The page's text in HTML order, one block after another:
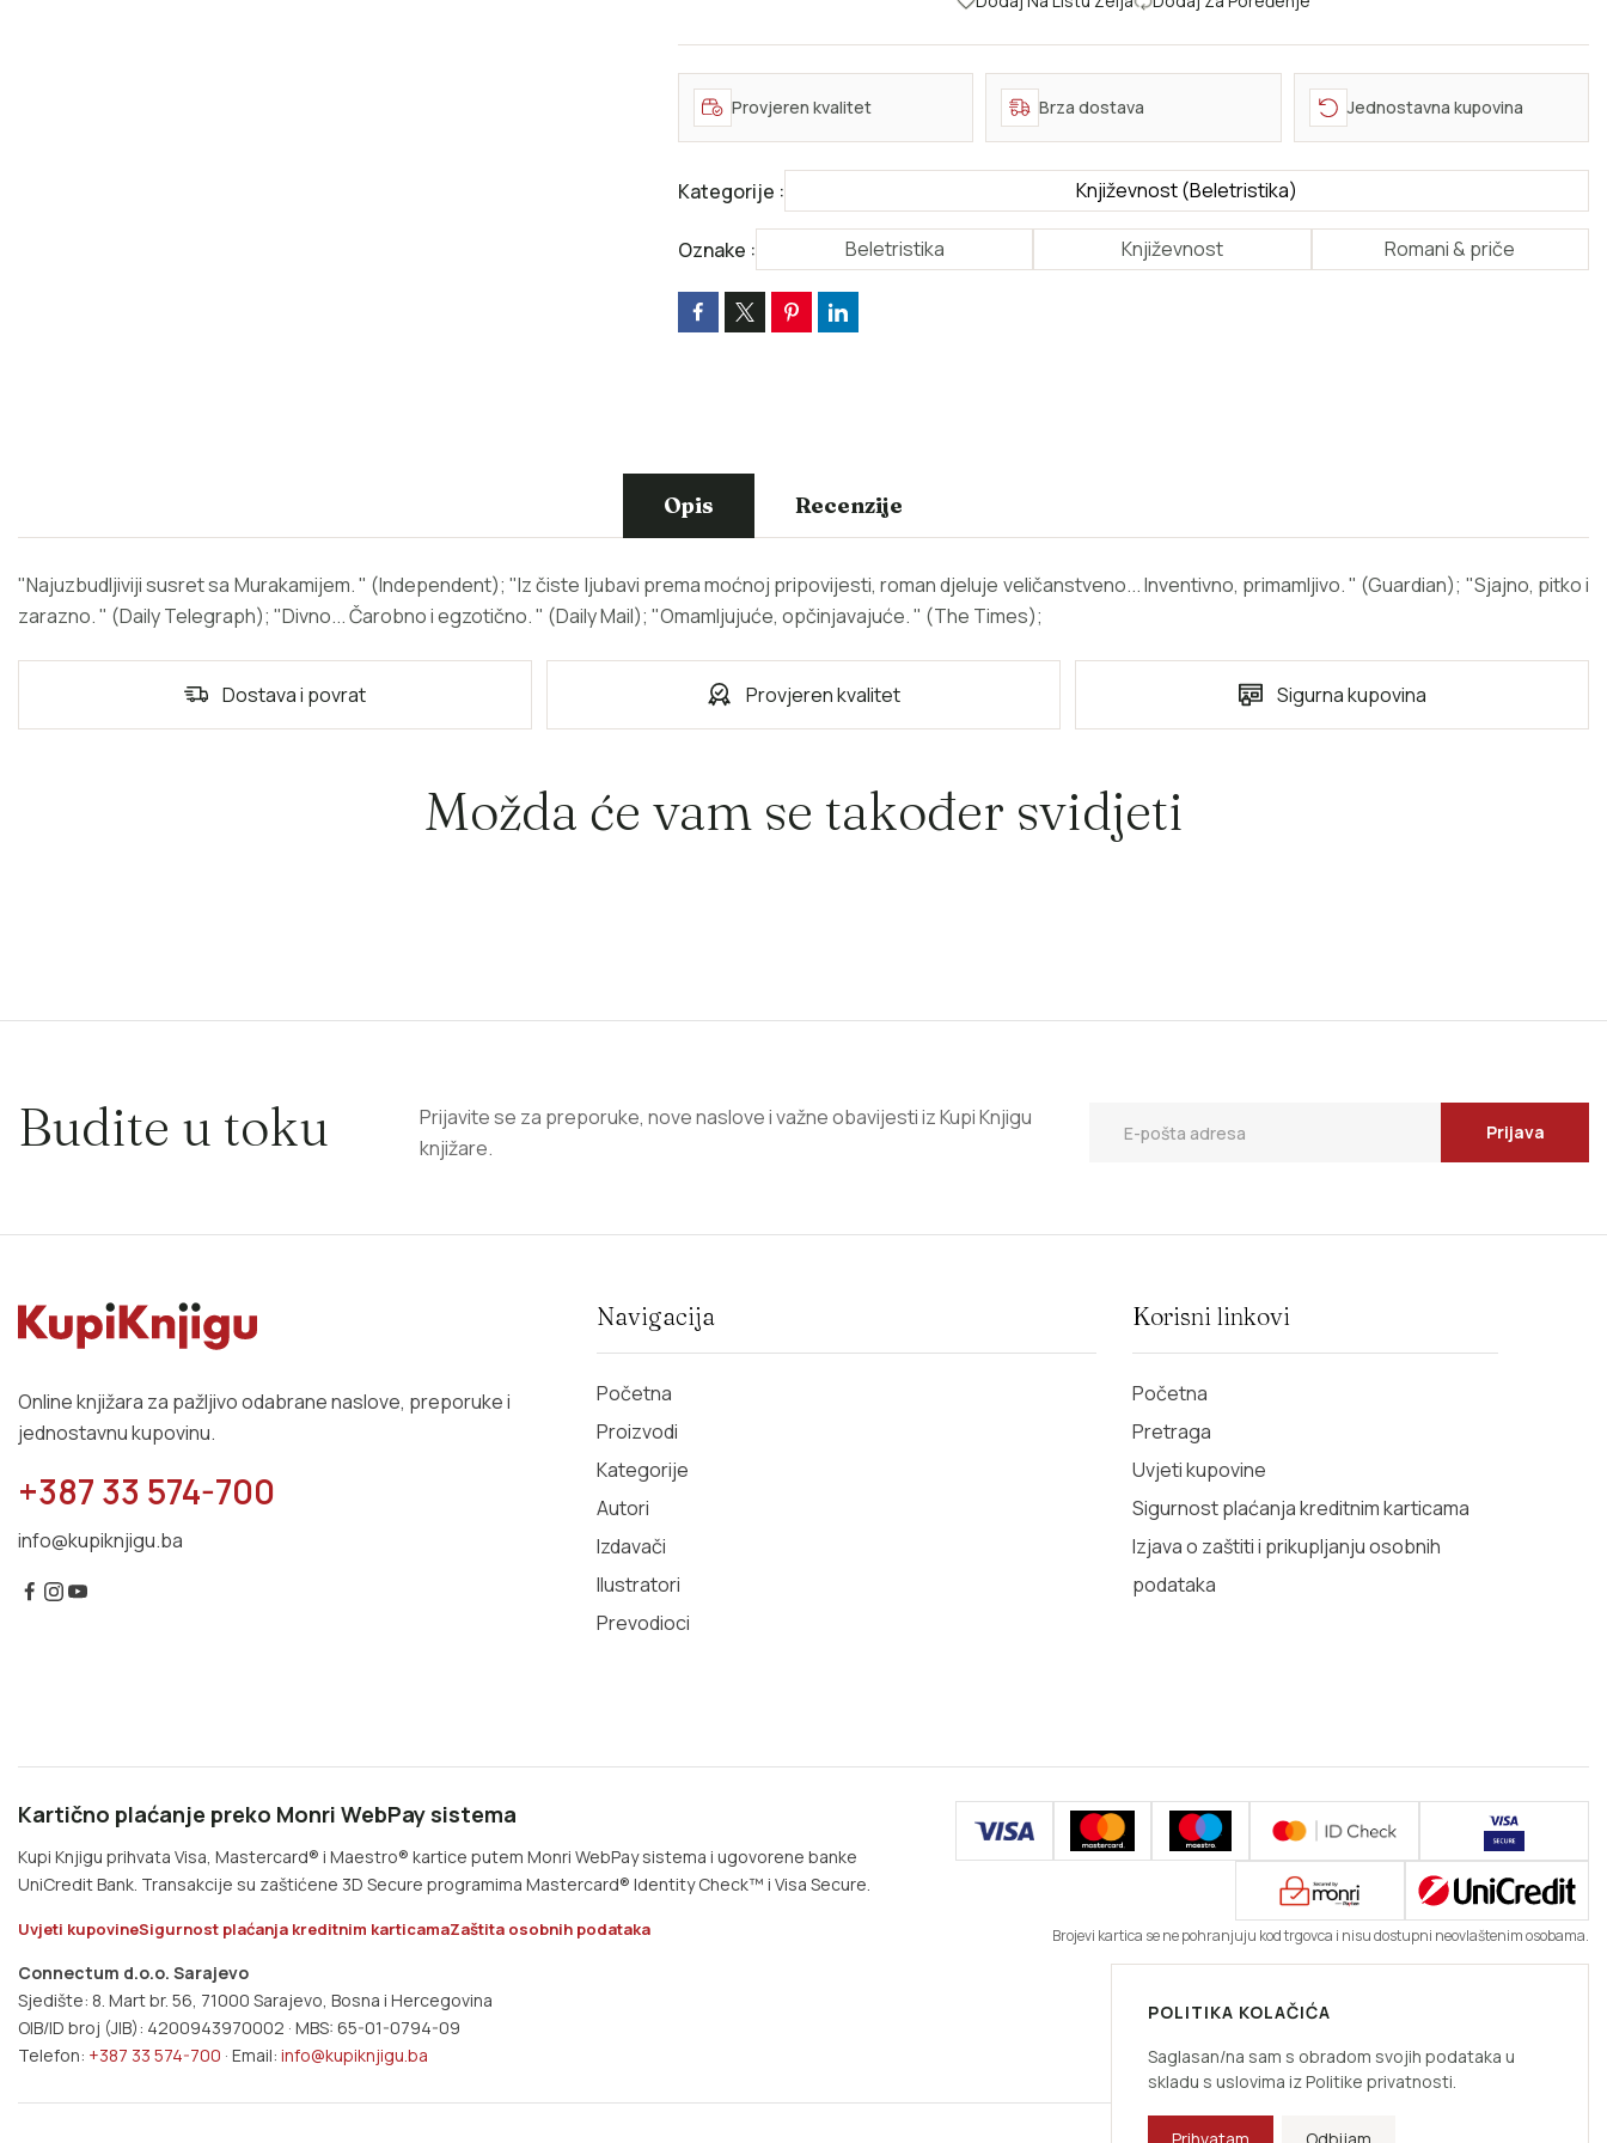
Provjeren kvalitet Brza dostava Jednostavna kupovina
Kategorije : Književnost (Beletristika)
Oznake : Beletristika Književnost Romani & priče
Opis Recenzije
"Najuzbudljiviji susret sa Murakamijem. " (Independent); "Iz čiste ljubavi prema moćnoj pripovijesti, roman djeluje veličanstveno... Inventivno, primamljivo. " (Guardian); "Sjajno, pitko i
zarazno. " (Daily Telegraph); "Divno... Čarobno i egzotično. " (Daily Mail); "Omamljujuće, opčinjavajuće. " (The Times);
Dostava i povrat Provjeren kvalitet Sigurna kupovina
Možda će vam se također svidjeti
Budite u toku
Prijavite se za preporuke, nove naslove i važne obavijesti iz Kupi Knjigu
knjižare.
Prijava
Online knjižara za pažljivo odabrane naslove, preporuke i
jednostavnu kupovinu.
+387 33 574-700
info@kupiknjigu.ba
Navigacija
Početna
Proizvodi
Kategorije
Autori
Izdavači
Ilustratori
Prevodioci
Korisni linkovi
Početna
Pretraga
Uvjeti kupovine
Sigurnost plaćanja kreditnim karticama
Izjava o zaštiti i prikupljanju osobnih
podataka
Kartično plaćanje preko Monri WebPay sistema
Kupi Knjigu prihvata Visa, Mastercard® i Maestro® kartice putem Monri WebPay sistema i ugovorene banke
UniCredit Bank. Transakcije su zaštićene 3D Secure programima Mastercard® Identity Check™ i Visa Secure.
Uvjeti kupovineSigurnost plaćanja kreditnim karticamaZaštita osobnih podataka
Connectum d.o.o. Sarajevo
Sjedište: 8. Mart br. 56, 71000 Sarajevo, Bosna i Hercegovina
OIB/ID broj (JIB): 4200943970002 · MBS: 65-01-0794-09
Telefon: +387 33 574-700 · Email: info@kupiknjigu.ba
Brojevi kartica se ne pohranjuju kod trgovca i nisu dostupni neovlaštenim osobama.
POLITIKA KOLAČIĆA
Saglasan/na sam s obradom svojih podataka u
skladu s uslovima iz Politike privatnosti.